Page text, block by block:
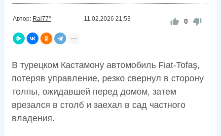
Автор: Rai77° 11.02.2026 21:53 0
В турецком Кастамону автомобиль Fiat-Tofaş,
потеряв управление, резко свернул в сторону
толпы, ожидавшей перед домом, затем
врезался в столб и заехал в сад частного
владения.